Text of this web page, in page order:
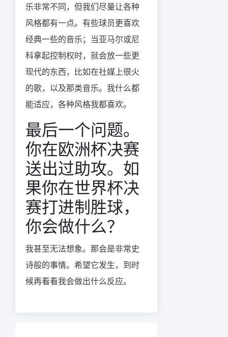
乐非常不同，但我们尽量让各种
风格都有一点。有些球员更喜欢
经典一些的音乐；当亚马尔或尼
科拿起控制权时，就会放一些更
现代的东西，比如在社媒上很火
的歌，以及那类音乐。我什么都
能适应，各种风格我都喜欢。
最后一个问题。
你在欧洲杯决赛
送出过助攻。如
果你在世界杯决
赛打进制胜球，
你会做什么？
我甚至无法想象。那会是非常史
诗般的事情。希望它发生，到时
候再看看我会做出什么反应。